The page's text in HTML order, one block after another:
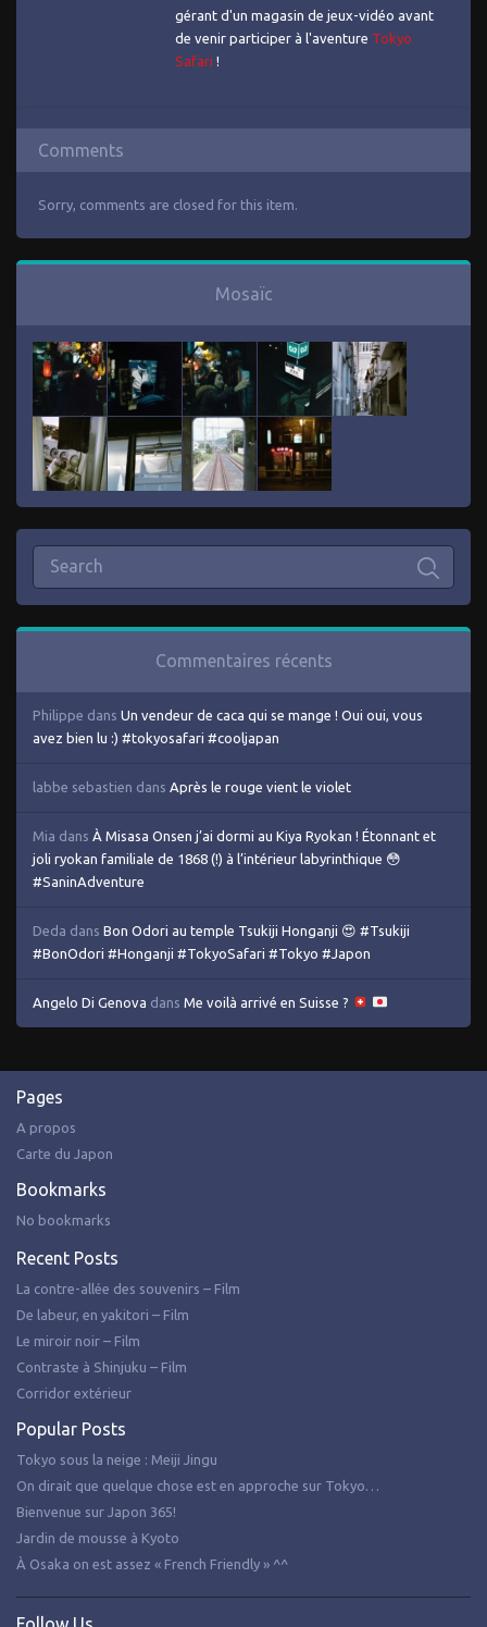
gérant d'un magasin de jeux-vidéo avant
de venir participer à l'aventure Tokyo
Safari !
Comments
Sorry, comments are closed for this item.
Mosaïc
Commentaires récents
Philippe dans Un vendeur de caca qui se mange ! Oui oui, vous
avez bien lu :) #tokyosafari #cooljapan
labbe sebastien dans Après le rouge vient le violet
Mia dans À Misasa Onsen j’ai dormi au Kiya Ryokan ! Étonnant et
joli ryokan familiale de 1868 (!) à l’intérieur labyrinthique 😳
#SaninAdventure
Deda dans Bon Odori au temple Tsukiji Honganji 😍 #Tsukiji
#BonOdori #Honganji #TokyoSafari #Tokyo #Japon
Angelo Di Genova dans Me voilà arrivé en Suisse ?
Pages
A propos
Carte du Japon
Bookmarks
No bookmarks
Recent Posts
La contre-allée des souvenirs – Film
De labeur, en yakitori – Film
Le miroir noir – Film
Contraste à Shinjuku – Film
Corridor extérieur
Popular Posts
Tokyo sous la neige : Meiji Jingu
On dirait que quelque chose est en approche sur Tokyo…
Bienvenue sur Japon 365!
Jardin de mousse à Kyoto
À Osaka on est assez « French Friendly » ^^